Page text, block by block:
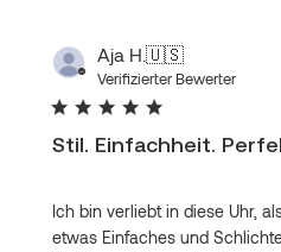
Aja H.🇺🇸
Verifizierter Bewerter
Stil. Einfachheit.
Ich bin verliebt in diese Uhr,
etwas Einfaches und